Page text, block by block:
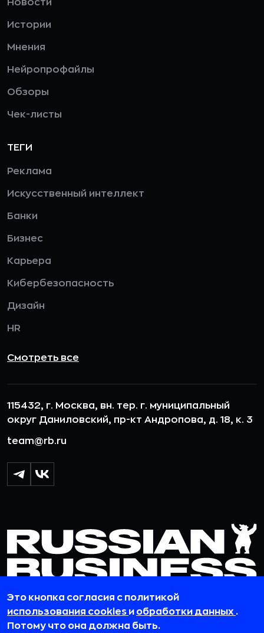
Новости
Истории
Мнения
Нейропрофайлы
Обзоры
Чек-листы
ТЕГИ
Реклама
Искусственный интеллект
Банки
Бизнес
Карьера
Кибербезопасность
Дизайн
HR
Смотреть все
115432, г. Москва, вн. тер. г. муниципальный
округ Даниловский, пр-кт Андропова, д. 18, к. 3
team@rb.ru
© 2012-2026 ООО «РБточкаРУ». ИНН 7729703526, КПП 772501001,
ОГРН 1127746119841
Это кнопка согласия с политикой
использования cookies и обработки данных .
Потому что она должна быть.